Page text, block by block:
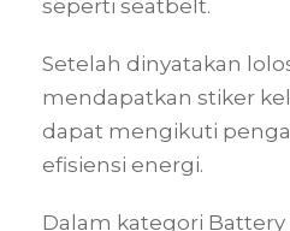
seperti seatbelt.
Setelah dinyatakan
mendapatkan stiker
dapat mengikuti
efisiensi energi.
Dalam kategori